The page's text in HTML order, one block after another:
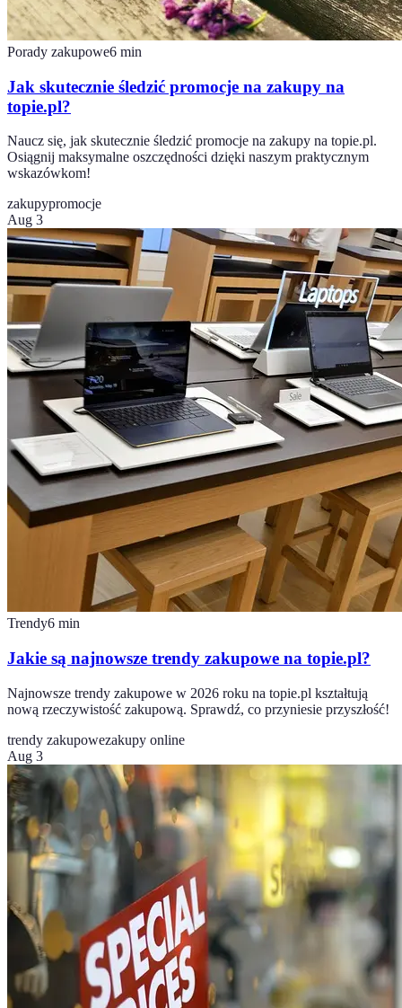
Porady zakupowe6 min
Jak skutecznie śledzić promocje na zakupy na
topie.pl?
Naucz się, jak skutecznie śledzić promocje na zakupy na topie.pl.
Osiągnij maksymalne oszczędności dzięki naszym praktycznym
wskazówkom!
zakupypromocje
Aug 3
Trendy6 min
Jakie są najnowsze trendy zakupowe na topie.pl?
Najnowsze trendy zakupowe w 2026 roku na topie.pl kształtują
nową rzeczywistość zakupową. Sprawdź, co przyniesie przyszłość!
trendy zakupowezakupy online
Aug 3